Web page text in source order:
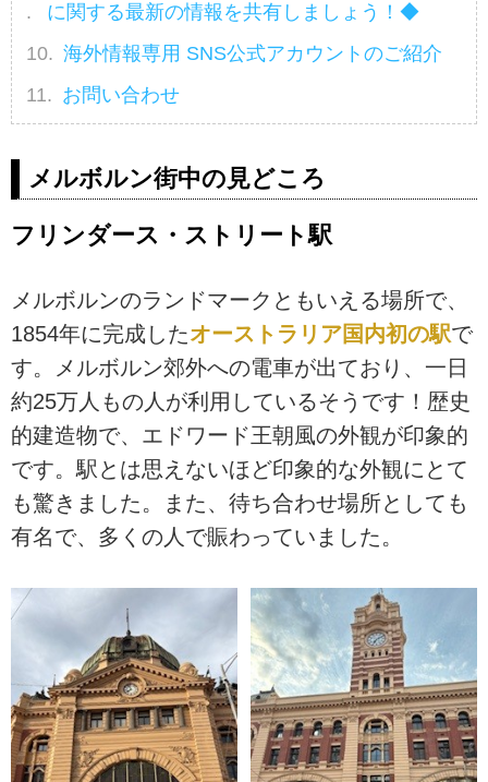
に関する最新の情報を共有しましょう！◆
海外情報専用 SNS公式アカウントのご紹介
お問い合わせ
メルボルン街中の見どころ
フリンダース・ストリート駅
メルボルンのランドマークともいえる場所で、
1854年に完成したオーストラリア国内初の駅で
す。メルボルン郊外への電車が出ており、一日
約25万人もの人が利用しているそうです！歴史
的建造物で、エドワード王朝風の外観が印象的
です。駅とは思えないほど印象的な外観にとて
も驚きました。また、待ち合わせ場所としても
有名で、多くの人で賑わっていました。